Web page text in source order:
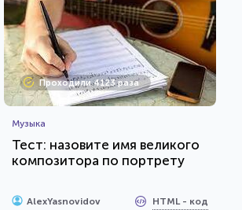
Проходили 4123 раза
Музыка
Тест: назовите имя великого
композитора по портрету
AlexYasnovidov HTML - код